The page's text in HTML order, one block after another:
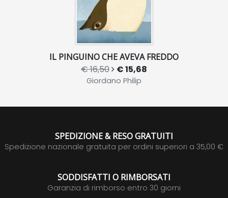
IL PINGUINO CHE AVEVA FREDDO
€ 16,50 € 15,68
Giordano Philip
SPEDIZIONE & RESO GRATUITI
Spedizione nazionale gratuita per ordini superiori a 35,00 €
SODDISFATTI O RIMBORSATI
Garanzia di rimborso entro 30 giorni